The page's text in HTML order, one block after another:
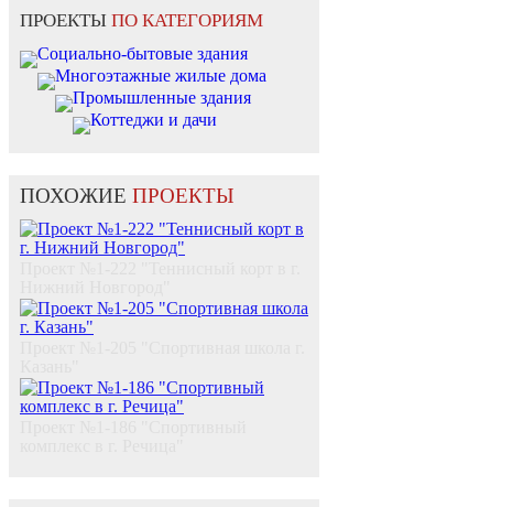
ПРОЕКТЫ ПО КАТЕГОРИЯМ
Социально-бытовые здания
Многоэтажные жилые дома
Промышленные здания
Коттеджи и дачи
ПОХОЖИЕ ПРОЕКТЫ